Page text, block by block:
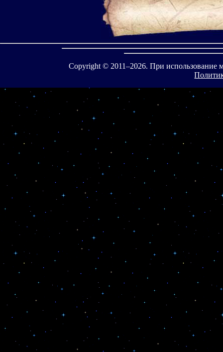
Copyright © 2011–2026. При использование